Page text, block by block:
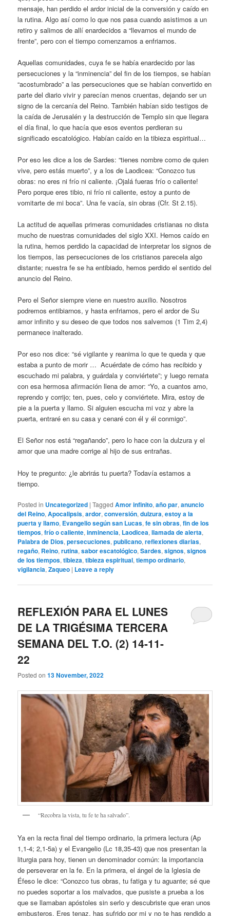
mensaje, han perdido el ardor inicial de la conversión y caído en
la rutina. Algo así como lo que nos pasa cuando asistimos a un
retiro y salimos de allí enardecidos a “llevarnos el mundo de
frente”, pero con el tiempo comenzamos a enfriarnos.
Aquellas comunidades, cuya fe se había enardecido por las
persecuciones y la “inminencia” del fin de los tiempos, se habían
“acostumbrado” a las persecuciones que se habían convertido en
parte del diario vivir y parecían menos cruentas, dejando ser un
signo de la cercanía del Reino. También habían sido testigos de
la caída de Jerusalén y la destrucción de Templo sin que llegara
el día final, lo que hacía que esos eventos perdieran su
significado escatológico. Habían caído en la tibieza espiritual…
Por eso les dice a los de Sardes: “tienes nombre como de quien
vive, pero estás muerto”, y a los de Laodicea: “Conozco tus
obras: no eres ni frío ni caliente. ¡Ojalá fueras frío o caliente!
Pero porque eres tibio, ni frío ni caliente, estoy a punto de
vomitarte de mi boca”. Una fe vacía, sin obras (Cfr. St 2.15).
La actitud de aquellas primeras comunidades cristianas no dista
mucho de nuestras comunidades del siglo XXI. Hemos caído en
la rutina, hemos perdido la capacidad de interpretar los signos de
los tiempos, las persecuciones de los cristianos parecela algo
distante; nuestra fe se ha entibiado, hemos perdido el sentido del
anuncio del Reino.
Pero el Señor siempre viene en nuestro auxilio. Nosotros
podremos entibiarnos, y hasta enfriarnos, pero el ardor de Su
amor infinito y su deseo de que todos nos salvemos (1 Tim 2,4)
permanece inalterado.
Por eso nos dice: “sé vigilante y reanima lo que te queda y que
estaba a punto de morir … Acuérdate de cómo has recibido y
escuchado mi palabra, y guárdala y conviértete”; y luego remata
con esa hermosa afirmación llena de amor: “Yo, a cuantos amo,
reprendo y corrijo; ten, pues, celo y conviértete. Mira, estoy de
pie a la puerta y llamo. Si alguien escucha mi voz y abre la
puerta, entraré en su casa y cenaré con él y él conmigo”.
El Señor nos está “regañando”, pero lo hace con la dulzura y el
amor que una madre corrige al hijo de sus entrañas.
Hoy te pregunto: ¿le abrirás tu puerta? Todavía estamos a
tiempo.
Posted in Uncategorized |Tagged Amor infinito,año par,anuncio
del Reino,Apocalipsis,ardor,conversión,dulzura,estoy a la
puerta y llamo, Evangelio según san Lucas,fe sin obras,fin de los
tiempos,frío o caliente,inminencia, Laodicea,llamada de alerta,
Palabra de Dios,persecuciones,publicano,reflexiones diarias,
regaño, Reino,rutina,sabor escatológico,Sardes,signos,signos
de los tiempos,tibieza,tibieza espiritual,tiempo ordinario,
vigilancia,Zaqueo | Leave a reply
REFLEXIÓN PARA EL LUNES
DE LA TRIGÉSIMA TERCERA
SEMANA DEL T.O. (2) 14-11-
22
Posted on13 November, 2022
“Recobra la vista, tu fe te ha salvado”.
Ya en la recta final del tiempo ordinario, la primera lectura (Ap
1,1-4; 2,1-5a) y el Evangelio (Lc 18,35-43) que nos presentan la
liturgia para hoy, tienen un denominador común: la importancia
de perseverar en la fe. En la primera, el ángel de la Iglesia de
Éfeso le dice: “Conozco tus obras, tu fatiga y tu aguante; sé que
no puedes soportar a los malvados, que pusiste a prueba a los
que se llamaban apóstoles sin serlo y descubriste que eran unos
embusteros. Eres tenaz, has sufrido por mi y no te has rendido a